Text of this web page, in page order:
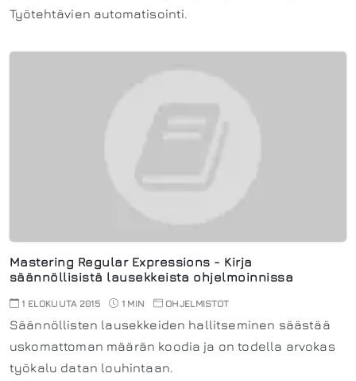
Työtehtävien automatisointi.
Mastering Regular Expressions - Kirja
säännöllisistä lausekkeista ohjelmoinnissa
1 ELOKUUTA 2015 1 MIN OHJELMISTOT
Säännöllisten lausekkeiden hallitseminen säästää
uskomattoman määrän koodia ja on todella arvokas
työkalu datan louhintaan.